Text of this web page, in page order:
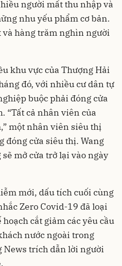
người mất thu nhập và
nhu yếu phẩm cơ bản.
hàng trăm nghìn người
khu vực của Thượng Hải
đó, với nhiều cư dân tự
buộc phải đóng cửa
“Tất cả nhân viên của
một nhân viên siêu thị
đóng cửa siêu thị. Wang
mở cửa trở lại vào ngày
mới, dấu tích cuối cùng
Zero Covid-19 đã loại
cắt giảm các yêu cầu
nước ngoài trong
News trích dẫn lời người